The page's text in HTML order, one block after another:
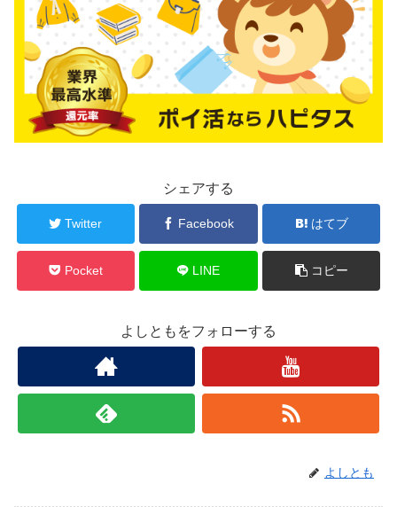
シェアする
Twitter Facebook はてブ
Pocket LINE コピー
よしともをフォローする
よしとも